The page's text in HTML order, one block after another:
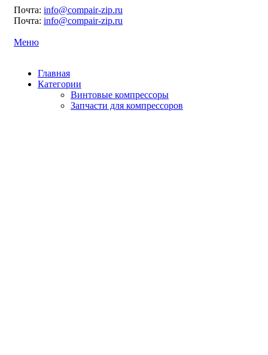
Почта: info@compair-zip.ru
Почта: info@compair-zip.ru
Меню
Главная
Категории
Винтовые компрессоры
Запчасти для компрессоров